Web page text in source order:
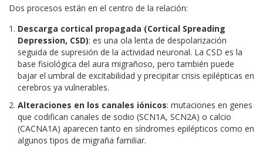
Dos procesos están en el centro de la relación:
Descarga cortical propagada (Cortical Spreading
Depression, CSD): es una ola lenta de despolarización
seguida de supresión de la actividad neuronal. La CSD es la
base fisiológica del aura migrañoso, pero también puede
bajar el umbral de excitabilidad y precipitar crisis epilépticas en
cerebros ya vulnerables.
Alteraciones en los canales iónicos: mutaciones en genes
que codifican canales de sodio (SCN1A, SCN2A) o calcio
(CACNA1A) aparecen tanto en síndromes epilépticos como en
algunos tipos de migraña familiar.